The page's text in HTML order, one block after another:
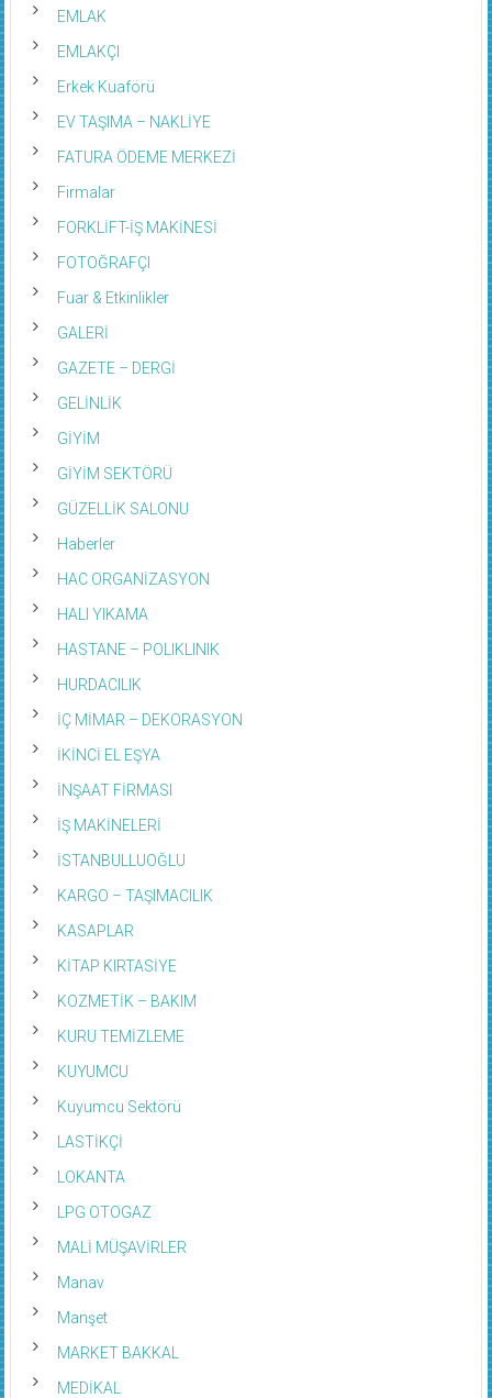
EMLAK
EMLAKÇI
Erkek Kuaförü
EV TAŞIMA – NAKLİYE
FATURA ÖDEME MERKEZİ
Firmalar
FORKLİFT-İŞ MAKİNESİ
FOTOĞRAFÇI
Fuar & Etkinlikler
GALERİ
GAZETE – DERGİ
GELİNLİK
GİYİM
GİYİM SEKTÖRÜ
GÜZELLİK SALONU
Haberler
HAC ORGANİZASYON
HALI YIKAMA
HASTANE – POLIKLINIK
HURDACILIK
İÇ MİMAR – DEKORASYON
İKİNCİ EL EŞYA
İNŞAAT FİRMASI
İŞ MAKİNELERİ
İSTANBULLUOĞLU
KARGO – TAŞIMACILIK
KASAPLAR
KİTAP KIRTASİYE
KOZMETİK – BAKIM
KURU TEMİZLEME
KUYUMCU
Kuyumcu Sektörü
LASTİKÇİ
LOKANTA
LPG OTOGAZ
MALİ MÜŞAVİRLER
Manav
Manşet
MARKET BAKKAL
MEDİKAL